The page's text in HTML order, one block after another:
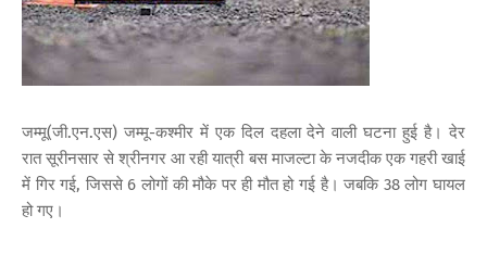
जम्मू(जी.एन.एस) जम्मू-कश्मीर में एक दिल दहला देने वाली घटना हुई है। देर
रात सूरीनसार से श्रीनगर आ रही यात्री बस माजल्टा के नजदीक एक गहरी खाई
में गिर गई, जिससे 6 लोगों की मौके पर ही मौत हो गई है। जबकि 38 लोग घायल
हो गए।